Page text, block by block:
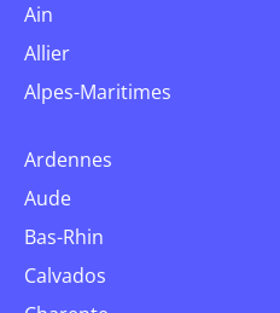
Ain
Allier
Alpes-Maritimes
Ardennes
Aude
Bas-Rhin
Calvados